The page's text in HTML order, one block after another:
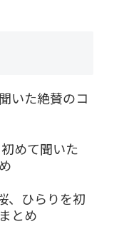
いた絶賛のコ
めて聞いた
、ひらりを初
とめ